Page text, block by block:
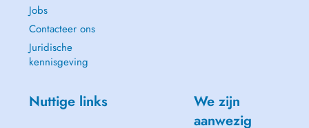
Jobs
Contacteer ons
Juridische
kennisgeving
Nuttige links
We zijn
aanwezig